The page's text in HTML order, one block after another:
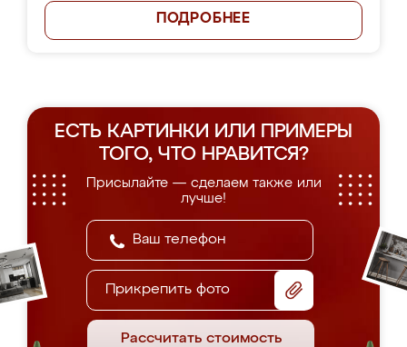
ПОДРОБНЕЕ
ЕСТЬ КАРТИНКИ ИЛИ ПРИМЕРЫ
ТОГО, ЧТО НРАВИТСЯ?
Присылайте — сделаем также или
лучше!
Прикрепить фото
Рассчитать стоимость